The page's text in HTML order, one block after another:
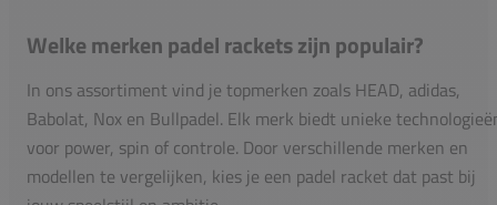
Welke merken padel rackets zijn populair?
In ons assortiment vind je topmerken zoals HEAD, adidas,
Babolat, Nox en Bullpadel. Elk merk biedt unieke
voor power, spin of controle. Door verschillende merken en
modellen te vergelijken, kies je een padel racket dat past bij